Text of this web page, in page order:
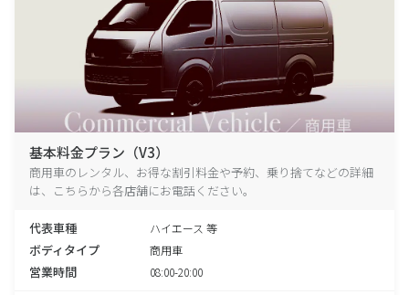
基本料金プラン（V3）
商用車のレンタル、お得な割引料金や予約、乗り捨てなどの詳細
は、こちらから各店舗にお電話ください。
代表車種 ハイエース 等
ボディタイプ 商用車
営業時間 08:00-20:00